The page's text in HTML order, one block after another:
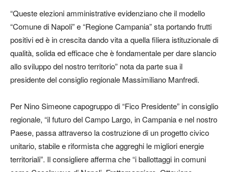
“Queste elezioni amministrative evidenziano che il modello
“Comune di Napoli” e “Regione Campania” sta portando frutti
positivi ed è in crescita dando vita a quella filiera istituzionale di
qualità, solida ed efficace che è fondamentale per dare slancio
allo sviluppo del nostro territorio” nota da parte sua il
presidente del consiglio regionale Massimiliano Manfredi.
Per Nino Simeone capogruppo di “Fico Presidente” in consiglio
regionale, “il futuro del Campo Largo, in Campania e nel nostro
Paese, passa attraverso la costruzione di un progetto civico
unitario, stabile e riformista che aggreghi le migliori energie
territoriali”. Il consigliere afferma che “i ballottaggi in comuni